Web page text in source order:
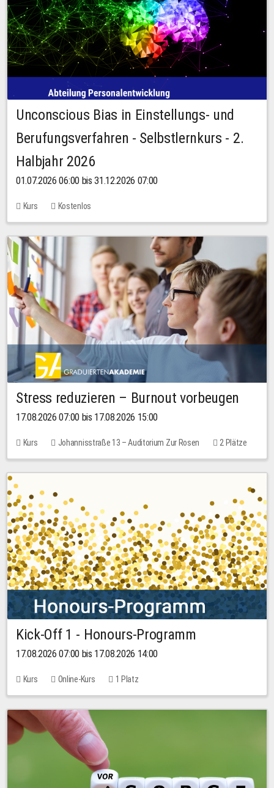
Unconscious Bias in Einstellungs- und
Berufungsverfahren - Selbstlernkurs - 2.
Halbjahr 2026
01.07.2026 06:00 bis 31.12.2026 07:00
Kurs Kostenlos
Stress reduzieren – Burnout vorbeugen
17.08.2026 07:00 bis 17.08.2026 15:00
Kurs Johannisstraße 13 – Auditorium Zur Rosen
2 Plätze
10,00 EUR
Kick-Off 1 - Honours-Programm
17.08.2026 07:00 bis 17.08.2026 14:00
Kurs Online-Kurs 1 Platz